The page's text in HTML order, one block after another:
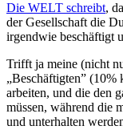
Die WELT schreibt,
der Gesellschaft die
irgendwie beschäftigt
Trifft ja meine (nicht
„Beschäftigten”
arbeiten, und die den
müssen, während die
und unterhalten